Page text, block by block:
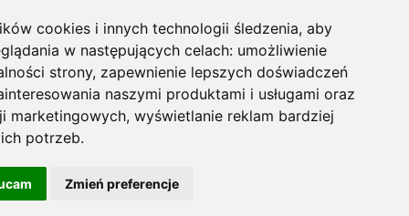
cookies i innych technologii śledzenia, aby
w następujących celach: umożliwienie
strony, zapewnienie lepszych doświadczeń
naszymi produktami i usługami oraz
marketingowych, wyświetlanie reklam bardziej
potrzeb.
Zmień preferencje
AI
strojservis.pl
Witaj w OK Strojservis.